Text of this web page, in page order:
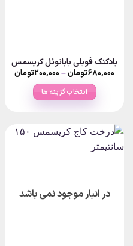
بادکنک فویلی بابانوئل کریسمس
۶۸۰,۰۰۰تومان–۲۰۰,۰۰۰تومانPrice
انتخاب گزینه ها
دارای
گزینه
در انبار موجود نمی باشد